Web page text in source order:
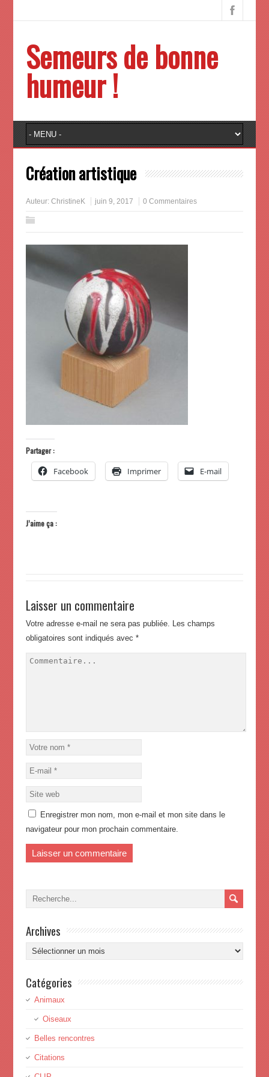
Semeurs de bonne
humeur !
Création artistique
Auteur: ChristineK juin 9, 2017 0 Commentaires
Partager :
Facebook Imprimer E-mail
J’aime ça :
Laisser un commentaire
Votre adresse e-mail ne sera pas publiée. Les champs
obligatoires sont indiqués avec *
Enregistrer mon nom, mon e-mail et mon site dans le
navigateur pour mon prochain commentaire.
Archives
Archives
Catégories
Animaux
Oiseaux
Belles rencontres
Citations